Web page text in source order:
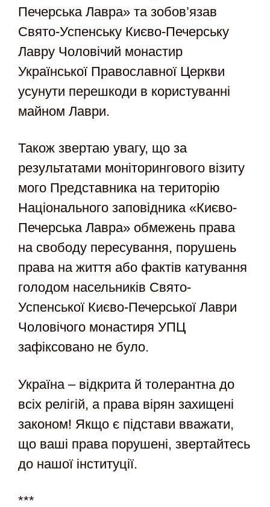
Печерська Лавра» та зобов’язав
Свято-Успенську Києво-Печерську
Лавру Чоловічий монастир
Української Православної Церкви
усунути перешкоди в користуванні
майном Лаври.
Також звертаю увагу, що за
результатами моніторингового візиту
мого Представника на територію
Національного заповідника «Києво-
Печерська Лавра» обмежень права
на свободу пересування, порушень
права на життя або фактів катування
голодом насельників Свято-
Успенської Києво-Печерської Лаври
Чоловічого монастиря УПЦ
зафіксовано не було.
Україна – відкрита й толерантна до
всіх релігій, а права вірян захищені
законом! Якщо є підстави вважати,
що ваші права порушені, звертайтесь
до нашої інституції.
***